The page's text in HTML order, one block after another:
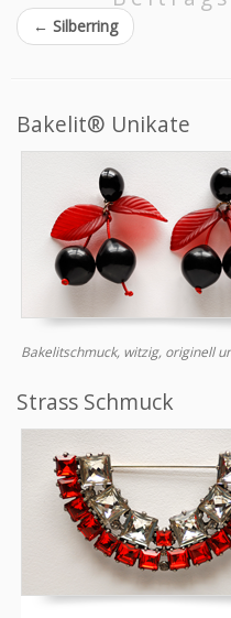
← Silberring
Bakelit® Unikate
Bakelitschmuck, witzig, originell
Strass Schmuck